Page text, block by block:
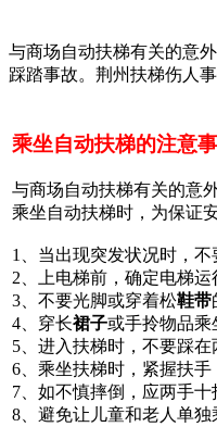
与商场自动扶梯有关的意
踩踏事故。荆州扶梯伤人
乘坐自动扶梯的注意
与商场自动扶梯有关的意
乘坐自动扶梯时，为保证
1、当出现突发状况时，
2、上电梯前，确定电梯运
3、不要光脚或穿着松鞋带
4、穿长裙子或手拎物品乘
5、进入扶梯时，不要踩
6、乘坐扶梯时，紧握扶手
7、如不慎摔倒，应两手
8、避免让儿童和老人单独